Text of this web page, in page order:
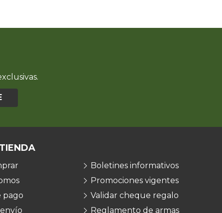
pago
Boletines informativos
Promociones vigentes
Validar cheque regalo
Reglamento de armas